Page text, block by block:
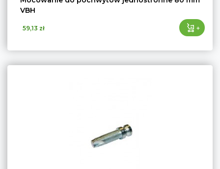
VBH
59,13 zł +